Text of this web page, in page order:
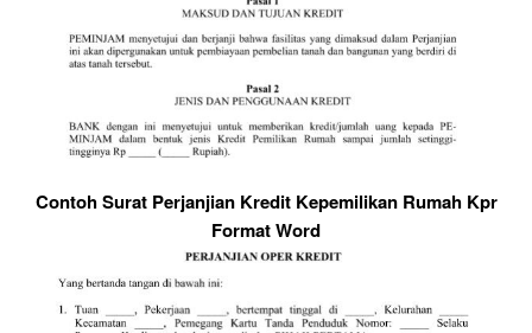
Contoh Surat Perjanjian Kredit Kepemilikan Rumah Kpr
Format Word